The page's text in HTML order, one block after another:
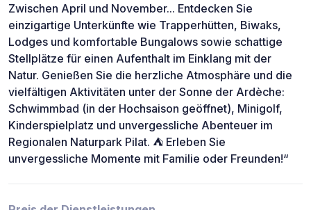
Zwischen April und November... Entdecken Sie
einzigartige Unterkünfte wie Trapperhütten, Biwaks,
Lodges und komfortable Bungalows sowie schattige
Stellplätze für einen Aufenthalt im Einklang mit der
Natur. Genießen Sie die herzliche Atmosphäre und die
vielfältigen Aktivitäten unter der Sonne der Ardèche:
Schwimmbad (in der Hochsaison geöffnet), Minigolf,
Kinderspielplatz und unvergessliche Abenteuer im
Regionalen Naturpark Pilat. ⛺ Erleben Sie
unvergessliche Momente mit Familie oder Freunden!“